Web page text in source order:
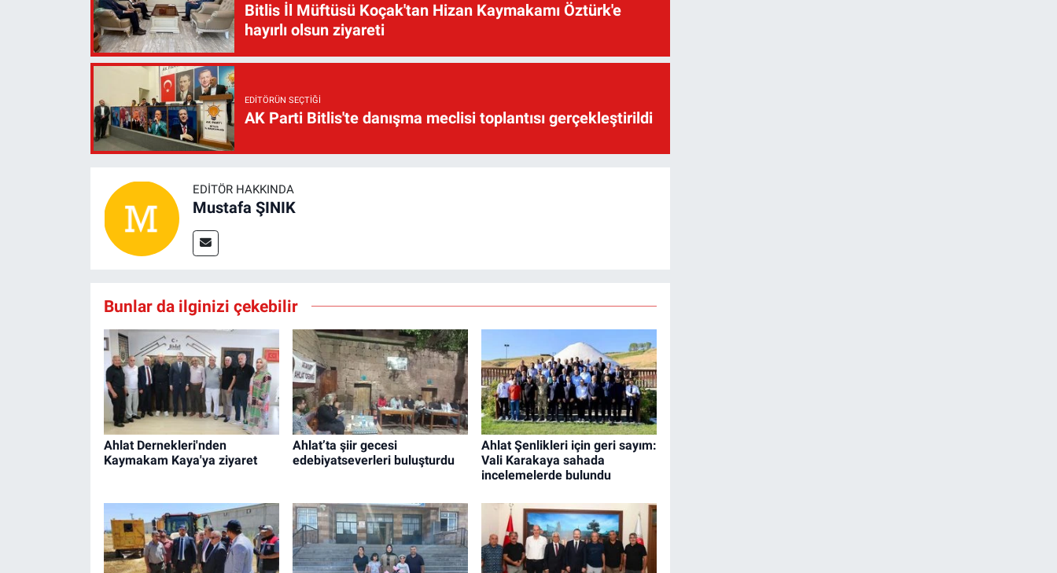
Bitlis İl Müftüsü Koçak'tan Hizan Kaymakamı Öztürk'e
hayırlı olsun ziyareti
EDITÖRÜN SEÇTIĞI
AK Parti Bitlis'te danışma meclisi toplantısı gerçekleştirildi
EDITÖR HAKKINDA
Mustafa ŞINIK
Bunlar da ilginizi çekebilir
Ahlat Dernekleri'nden
Kaymakam Kaya'ya ziyaret
Ahlat’ta şiir gecesi
edebiyatseverleri buluşturdu
Ahlat Şenlikleri için geri sayım:
Vali Karakaya sahada
incelemelerde bulundu